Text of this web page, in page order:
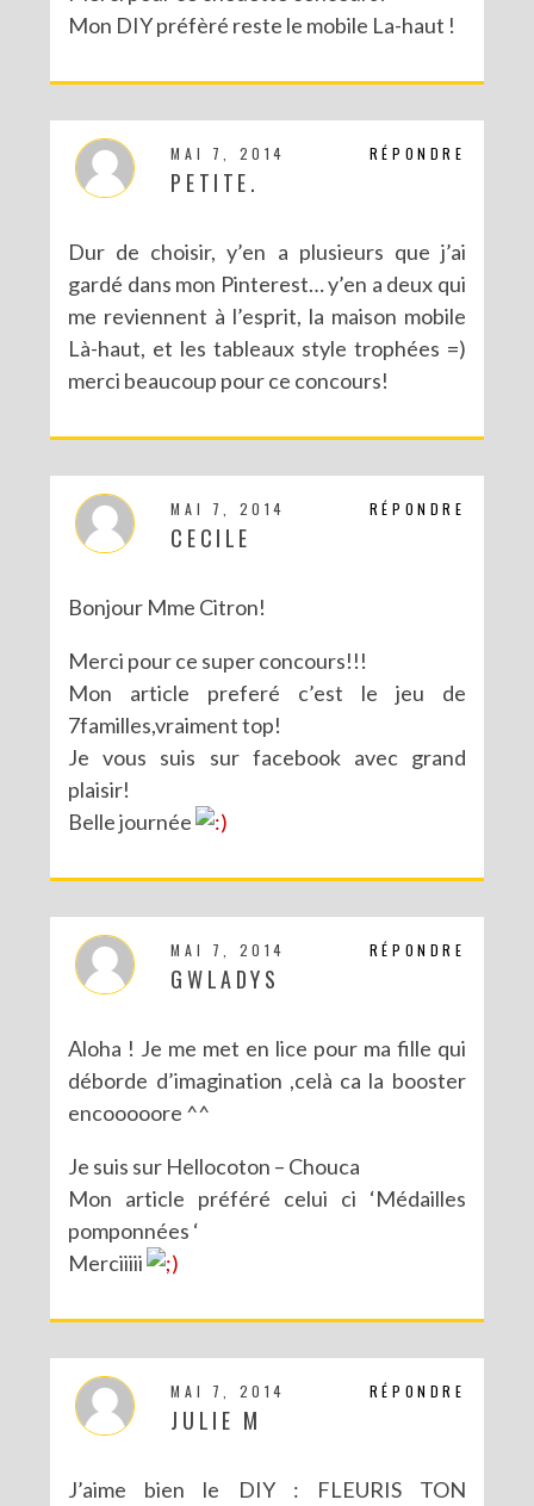
Mon DIY préfèré reste le mobile La-haut !
RÉPONDRE
MAI 7, 2014
PETITE.
Dur de choisir, y’en a plusieurs que j’ai
gardé dans mon Pinterest… y’en a deux qui
me reviennent à l’esprit, la maison mobile
Là-haut, et les tableaux style trophées =)
merci beaucoup pour ce concours!
RÉPONDRE
MAI 7, 2014
CECILE
Bonjour Mme Citron!
Merci pour ce super concours!!!
Mon article preferé c’est le jeu de
7familles,vraiment top!
Je vous suis sur facebook avec grand
plaisir!
Belle journée
RÉPONDRE
MAI 7, 2014
GWLADYS
Aloha ! Je me met en lice pour ma fille qui
déborde d’imagination ,celà ca la booster
encooooore ^^
Je suis sur Hellocoton – Chouca
Mon article préféré celui ci ‘Médailles
pomponnées ‘
Merciiiii
RÉPONDRE
MAI 7, 2014
JULIE M
J’aime bien le DIY : FLEURIS TON